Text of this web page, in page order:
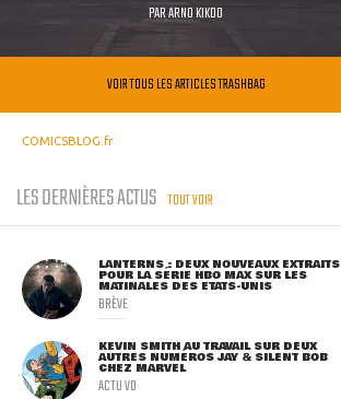
PARARNO KIKOO
VOIR TOUS LES ARTICLES TRASHBAG
COMICSBLOG.fr
LES DERNIÈRES ACTUS TOUT VOIR
LANTERNS : DEUX NOUVEAUX EXTRAITS
POUR LA SÉRIE HBO MAX SUR LES
MATINALES DES ETATS-UNIS
BRÈVE
KEVIN SMITH AU TRAVAIL SUR DEUX
AUTRES NUMÉROS JAY & SILENT BOB
CHEZ MARVEL
ACTU VO